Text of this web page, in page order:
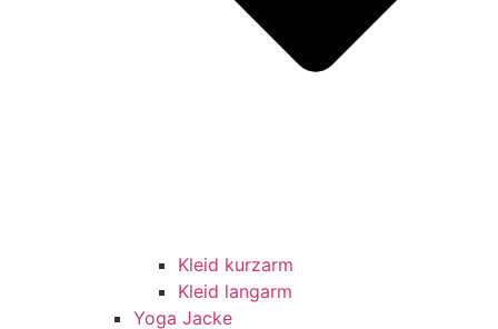
Kleid kurzarm
Kleid langarm
Yoga Jacke